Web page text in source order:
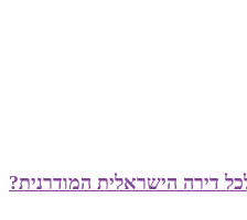
דירה הישראלית המודרנית?